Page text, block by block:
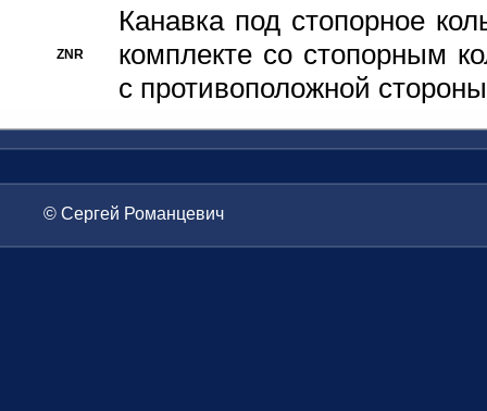
ZNR
Канавка под стопорное
комплекте со стопорным
с противоположной стороны
© Сергей Романцевич